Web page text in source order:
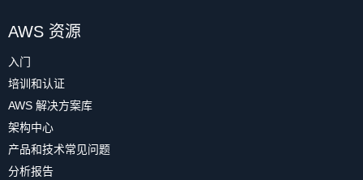
AWS 资源
入门
培训和认证
AWS 解决方案库
架构中心
产品和技术常见问题
分析报告